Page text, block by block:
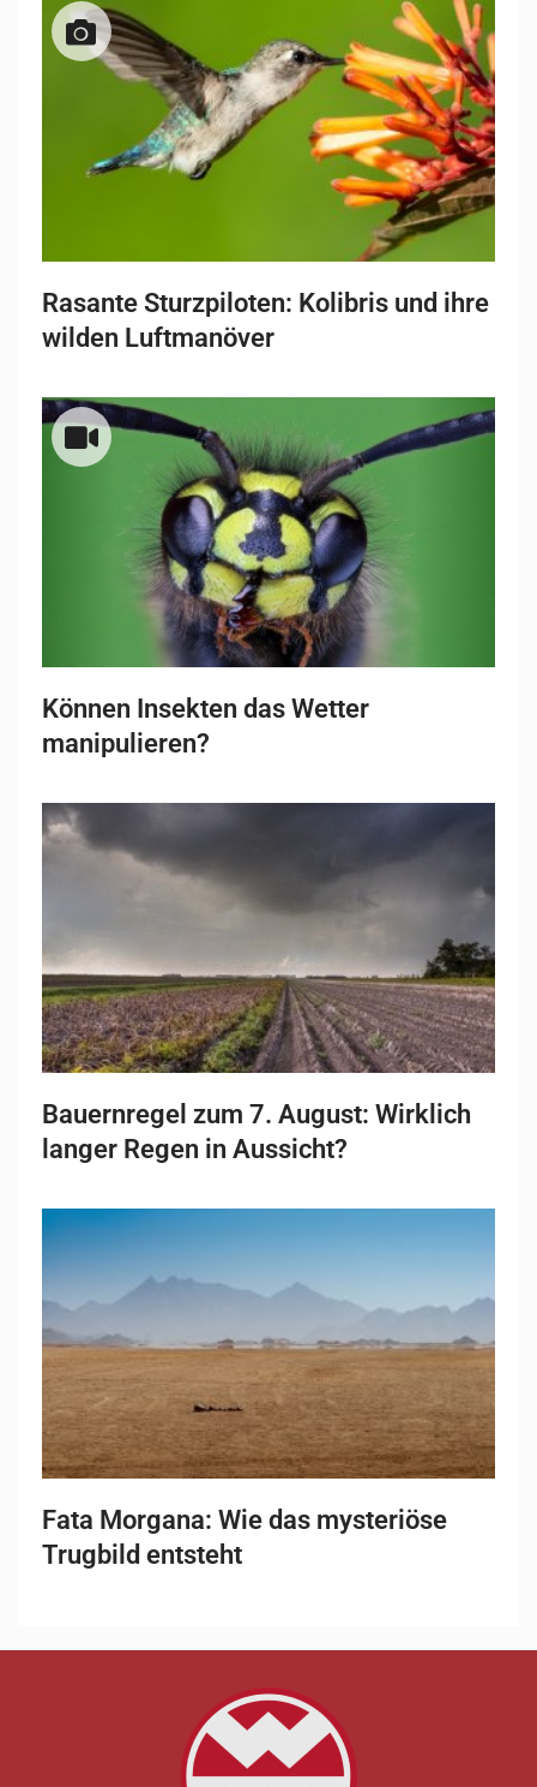
Rasante Sturzpiloten: Kolibris und ihre
wilden Luftmanöver
Können Insekten das Wetter
manipulieren?
Bauernregel zum 7. August: Wirklich
langer Regen in Aussicht?
Fata Morgana: Wie das mysteriöse
Trugbild entsteht